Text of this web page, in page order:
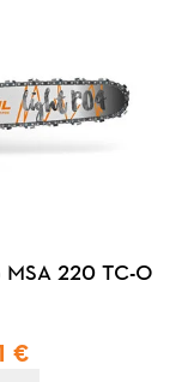
MSA 220 TC-O
€